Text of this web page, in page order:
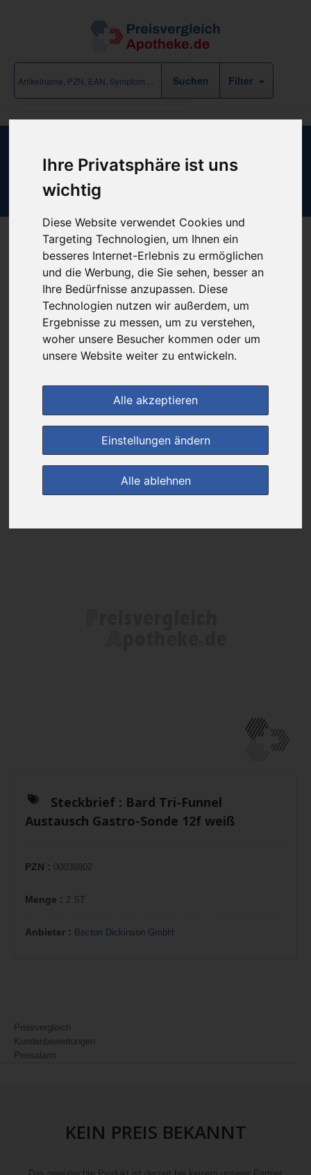
Ihre Privatsphäre ist uns
wichtig
Diese Website verwendet Cookies und
Targeting Technologien, um Ihnen ein
besseres Internet-Erlebnis zu ermöglichen
und die Werbung, die Sie sehen, besser an
Ihre Bedürfnisse anzupassen. Diese
Technologien nutzen wir außerdem, um
Ergebnisse zu messen, um zu verstehen,
woher unsere Besucher kommen oder um
unsere Website weiter zu entwickeln.
Alle akzeptieren
Einstellungen ändern
Alle ablehnen
Filter
Bard Tri-Funnel Austausch Gastro-
Sonde 12f weiß
Produkt empfehlen
Kein Preis bekannt
Das gewünschte Produkt ist derzeit bei keinem unserer Partner
erhältlich.
Jetzt bewerten!
zur Startseite
Preisalarm
Steckbrief : Bard Tri-Funnel
Austausch Gastro-Sonde 12f weiß
PZN : 00036802
Menge : 2 ST
Anbieter : Becton Dickinson GmbH
Preisvergleich
Kundenbewertungen
Preisalarm
KEIN PREIS BEKANNT